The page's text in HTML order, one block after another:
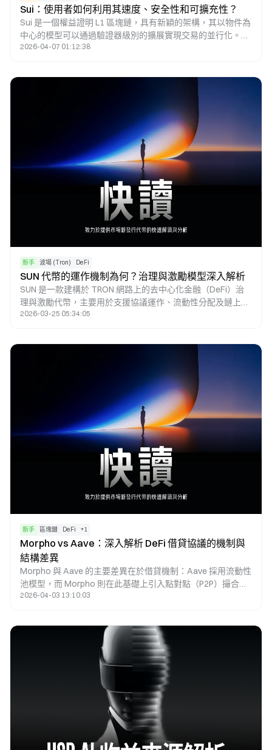
Sui：使用者如何利用其速度、安全性和可擴充性？
Sui 是一個權益證明 L1 區塊鏈，具有新穎的架構，其以物件為
中心的模型可以通過驗證器級別的擴展實現交易的並行化。在
這篇研究論文中，將介紹Sui區塊鏈的獨特功能，將介紹SUI代
2026-04-07 01:12:38
新手 波場 (Tron) DeFi
SUN 代幣的運作機制為何？治理與激勵模型深入解析
SUN 是一款建構於 TRON 網路上的去中心化金融（DeFi）治
理與激勵代幣，主要用於支援協議運作、流動性分配及鏈上治
理。在以 TRON 為核心的 DeFi 生態體系中，SUN 涵蓋交易、
2026-03-25 05:34:05
新手 區塊鏈 DeFi +1
Morpho vs Aave：深入解析 DeFi 借貸協議的機制與
結構差異
Morpho 與 Aave 的主要差異在於借貸機制：Aave 採用流動性
池模型，而 Morpho 則在此基礎上引入點對點（P2P）撮合機
制，使其能於相同市場中實現更優化的利率匹配。Aave 作為
本質區分在於「基礎設施」與「效率優化工具」。
2026-04-03 13:10:03